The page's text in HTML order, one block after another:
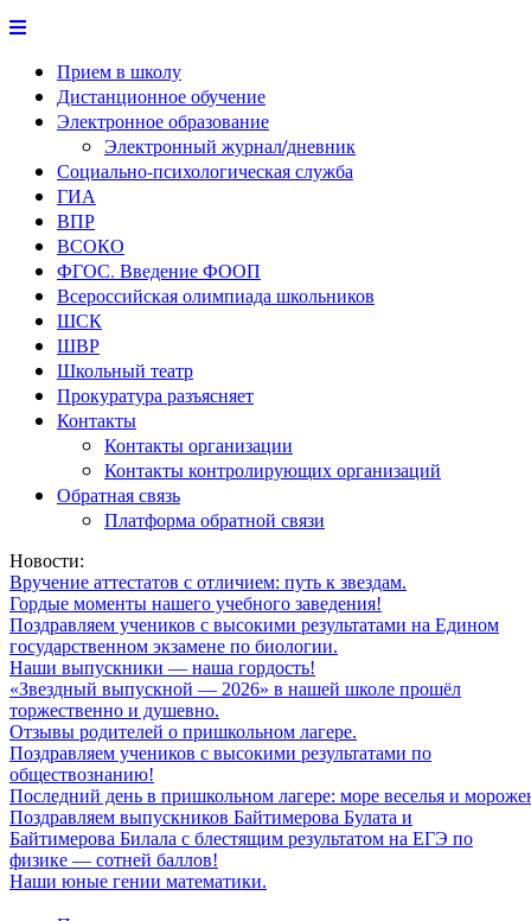
Прием в школу
Дистанционное обучение
Электронное образование
Электронный журнал/дневник
Социально-психологическая служба
ГИА
ВПР
ВСОКО
ФГОС. Введение ФООП
Всероссийская олимпиада школьников
ШСК
ШВР
Школьный театр
Прокуратура разъясняет
Контакты
Контакты организации
Контакты контролирующих организаций
Обратная связь
Платформа обратной связи
Новости:
Вручение аттестатов с отличием: путь к звездам.
Гордые моменты нашего учебного заведения!
Поздравляем учеников с высокими результатами на Едином
государственном экзамене по биологии.
Наши выпускники — наша гордость!
«Звездный выпускной — 2026» в нашей школе прошёл
торжественно и душевно.
Отзывы родителей о пришкольном лагере.
Поздравляем учеников с высокими результатами по
обществознанию!
Последний день в пришкольном лагере: море веселья и
Поздравляем выпускников Байтимерова Булата и
Байтимерова Билала с блестящим результатом на ЕГЭ по
физике — сотней баллов!
Наши юные гении математики.